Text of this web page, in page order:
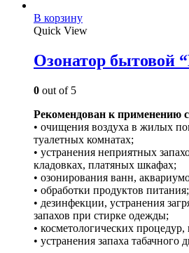
В корзину
Quick View
Озонатор бытовой
0 out of 5
Рекомендован к применению
• очищения воздуха в жилых
туалетных комнатах;
• устранения неприятных
кладовках, платяных шкафах;
• озонирования ванн,
• обработки продуктов питания;
• дезинфекции, устранения
запахов при стирке одежды;
• косметологических
• устранения запаха табачного